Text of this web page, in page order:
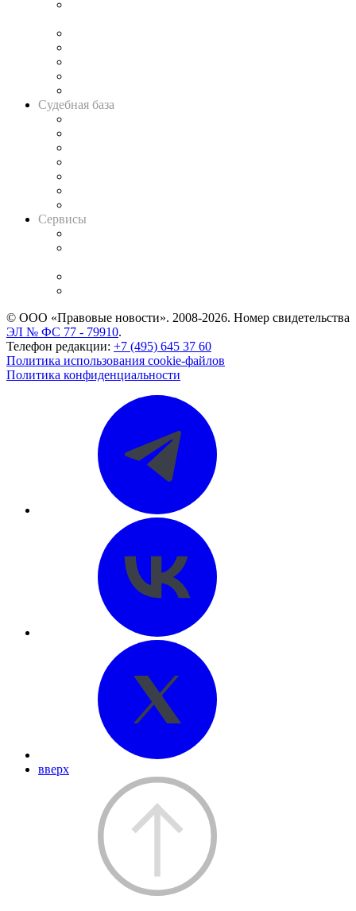
Судебная база
Сервисы
© ООО «Правовые новости». 2008-2026. Номер свидетельства
ЭЛ № ФС 77 - 79910.
Телефон редакции: +7 (495) 645 37 60
Политика использования cookie-файлов
Политика конфиденциальности
вверх